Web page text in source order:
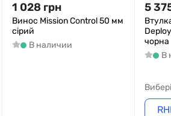
1 028 грн
Винос Mission Control 50 мм
сірий
В наличии
5
чорна
В